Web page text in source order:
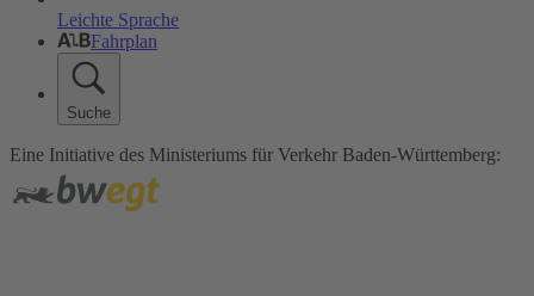
Leichte Sprache
Fahrplan
Suche
Eine Initiative des Ministeriums für Verkehr Baden-Württemberg: